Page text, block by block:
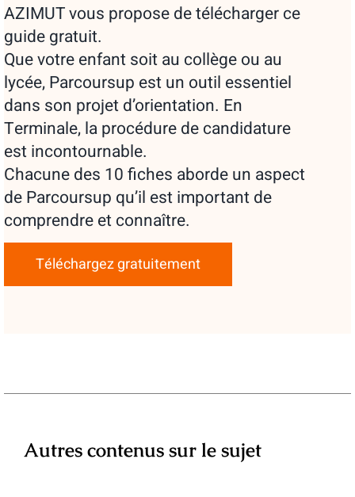
AZIMUT vous propose de télécharger ce
guide gratuit.
Que votre enfant soit au collège ou au
lycée, Parcoursup est un outil essentiel
dans son projet d’orientation. En
Terminale, la procédure de candidature
est incontournable.
Chacune des 10 fiches aborde un aspect
de Parcoursup qu’il est important de
comprendre et connaître.
Téléchargez gratuitement
Autres contenus sur le sujet